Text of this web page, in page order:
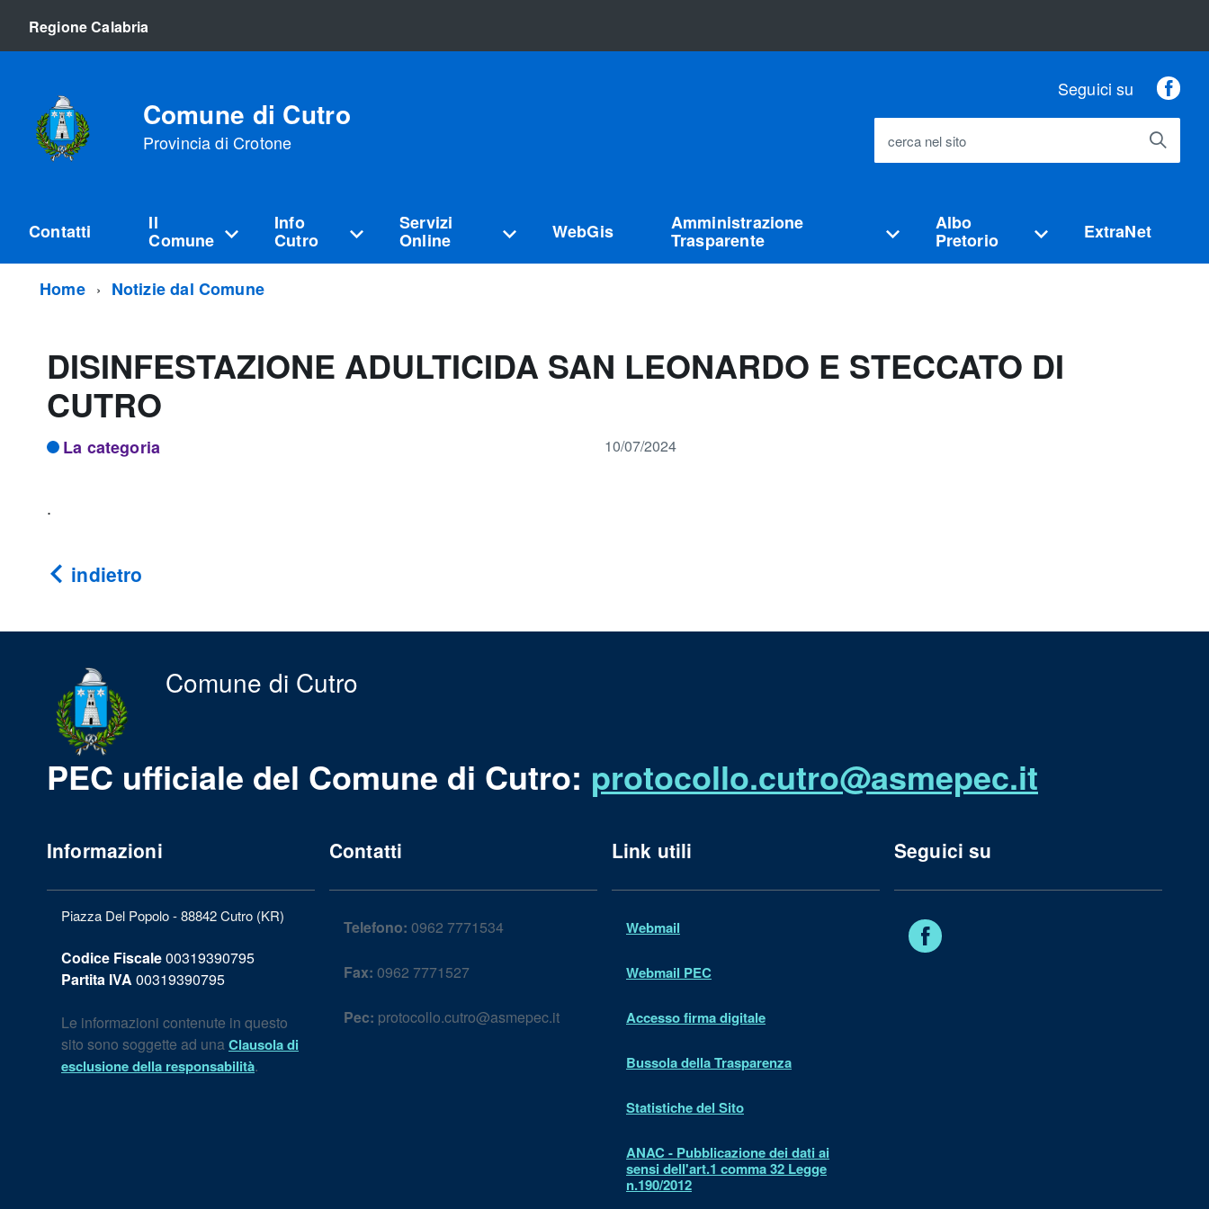
Regione Calabria
Comune di Cutro
Provincia di Crotone
Seguici su
cerca nel sito
Contatti Il
Comune
Info
Cutro
Servizi
Online WebGis Amministrazione
Trasparente
Albo
Pretorio ExtraNet
Home Notizie dal Comune
DISINFESTAZIONE ADULTICIDA SAN LEONARDO E STECCATO DI
CUTRO
La categoria 10/07/2024
.
indietro
Comune di Cutro
PEC ufficiale del Comune di Cutro: protocollo.cutro@asmepec.it
Informazioni
Piazza Del Popolo - 88842 Cutro (KR)
Codice Fiscale00319390795
Partita IVA 00319390795
Le informazioni contenute in questo
sito sono soggette ad unaClausola di
esclusione della responsabilità.
Contatti
Telefono: 0962 7771534
Fax: 0962 7771527
Pec: protocollo.cutro@asmepec.it
Link utili
Webmail
Webmail PEC
Accesso firma digitale
Bussola della Trasparenza
Statistiche del Sito
ANAC - Pubblicazione dei dati ai
sensi dell'art.1 comma 32 Legge
n.190/2012
Seguici su